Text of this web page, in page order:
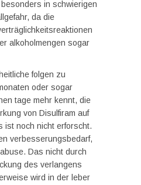
in schwierigen
da die
alkoholmengen sogar
folgen zu
oder sogar
tage mehr kennt, die
von Disulfiram auf
ist noch nicht erforscht.
verbesserungsbedarf,
Das nicht durch
des verlangens
wird in der leber